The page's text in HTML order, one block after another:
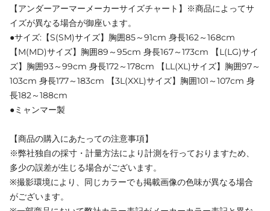
【アンダーアーマーメーカーサイズチャート】※商品によってサ
イズが異なる場合が御座います。
●サイズ:【S(SM)サイズ】胸囲85～91cm 身長162～168cm
【M(MD)サイズ】胸囲89～95cm 身長167～173cm 【L(LG)サイ
ズ】胸囲93～99cm 身長172～178cm 【LL(XL)サイズ】胸囲97～
103cm 身長177～183cm 【3L(XXL)サイズ】胸囲101～107cm 身
長182～188cm
●ミャンマー製
【商品の購入にあたっての注意事項】
※弊社独自の採寸・計量方法により計測を行っておりますため、
多少の誤差が生じる場合がございます。
※撮影環境により、同じカラーでも掲載画像の色味が異なる場合
がございます。